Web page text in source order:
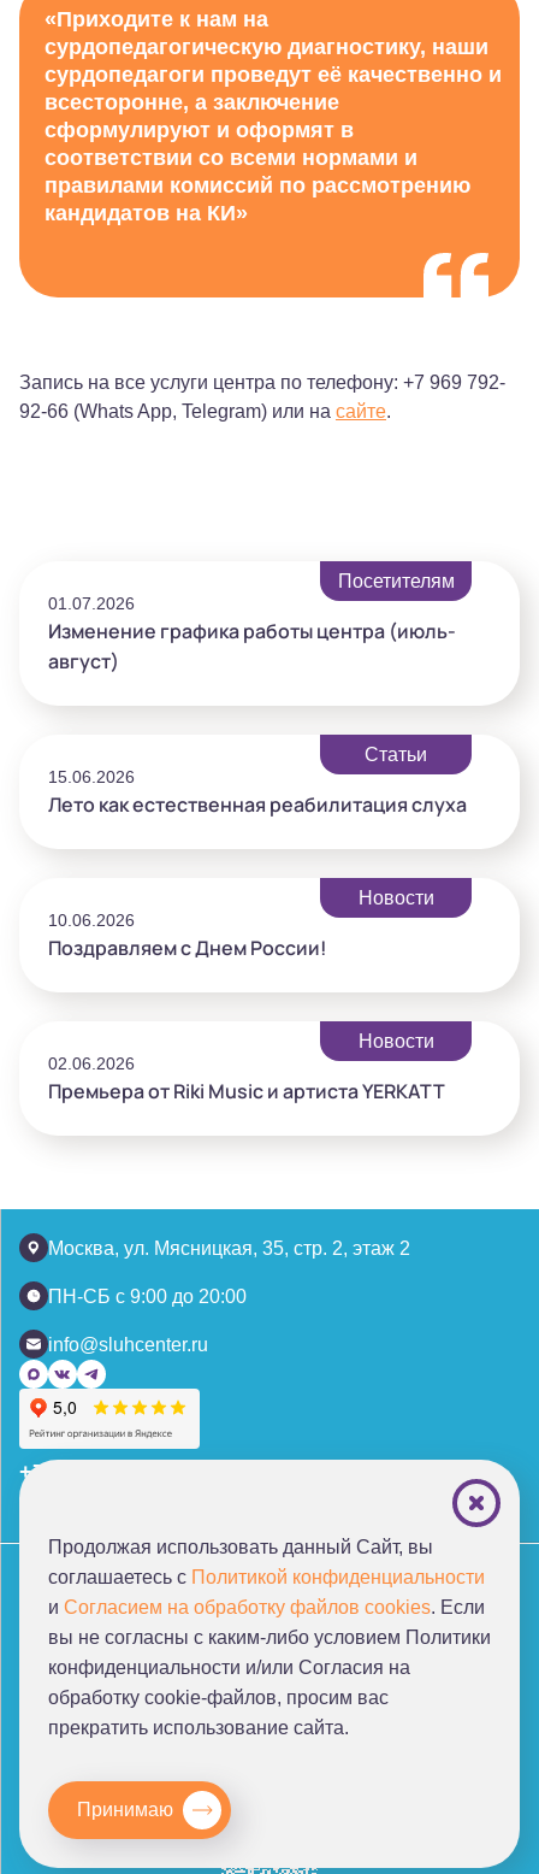
«Приходите к нам на
сурдопедагогическую диагностику, наши
сурдопедагоги проведут её качественно и
всесторонне, а заключение
сформулируют и оформят в
соответствии со всеми нормами и
правилами комиссий по рассмотрению
кандидатов на КИ»
Запись на все услуги центра по телефону: +7 969 792-
92-66 (Whats App, Telegram) или на сайте.
Посетителям
01.07.2026
Изменение графика работы центра (июль-
август)
Статьи
15.06.2026
Лето как естественная реабилитация слуха
Новости
10.06.2026
Поздравляем с Днем России!
Новости
02.06.2026
Премьера от Riki Music и артиста YERKATT
Москва, ул. Мясницкая, 35, стр. 2, этаж 2
ПН-СБ с 9:00 до 20:00
info@sluhcenter.ru
+7 (495) 221-87-77
Политика конфиденциальности
Согласие на обработку персональных данных
Нормативные документыБлаготворительные фонды
«Я слышу мир!»
Продолжая использовать данный Сайт, вы
соглашаетесь с Политикой конфиденциальности
и Согласием на обработку файлов cookies. Если
вы не согласны с каким-либо условием Политики
конфиденциальности и/или Согласия на
обработку cookie-файлов, просим ваc
прекратить использование сайта.
Принимаю